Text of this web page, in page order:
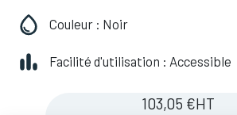
Couleur : Noir
Facilité d'utilisation : Accessible
103,05 €HT